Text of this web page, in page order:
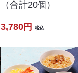
（合計20個）
3,780円 税込